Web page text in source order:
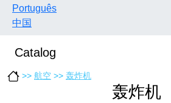
Português
中国
Catalog
>> 航空 >> 轰炸机
轰炸机